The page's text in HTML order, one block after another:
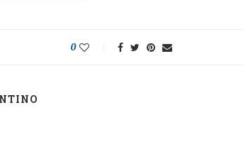
0